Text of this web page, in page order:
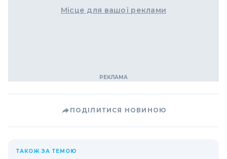
Місце для вашої реклами
ПОДІЛИТИСЯ НОВИНОЮ
ТАКОЖ ЗА ТЕМОЮ